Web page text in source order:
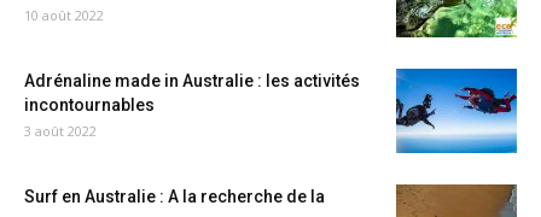
10 août 2022
Adrénaline made in Australie : les activités
incontournables
3 août 2022
Surf en Australie : A la recherche de la